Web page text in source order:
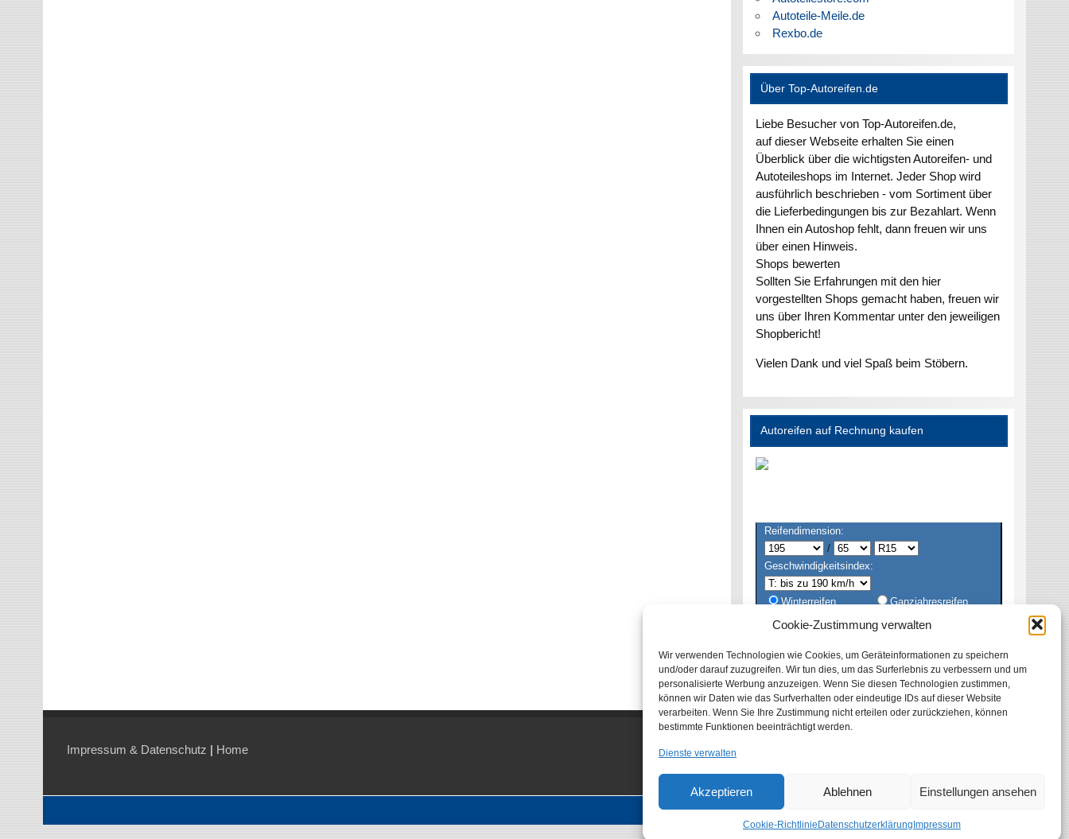
Cookie-Zustimmung verwalten
Wir verwenden Technologien wie Cookies, um Geräteinformationen zu speichern
und/oder darauf zuzugreifen. Wir tun dies, um das Surferlebnis zu verbessern und um
personalisierte Werbung anzuzeigen. Wenn Sie diesen Technologien zustimmen,
können wir Daten wie das Surfverhalten oder eindeutige IDs auf dieser Website
verarbeiten. Wenn Sie Ihre Zustimmung nicht erteilen oder zurückziehen, können
bestimmte Funktionen beeinträchtigt werden.
Dienste verwalten
Akzeptieren Ablehnen Einstellungen ansehen
Cookie-Richtlinie Datenschutzerklärung Impressum
Autoteile-Meile.de
Rexbo.de
Über Top-Autoreifen.de
Liebe Besucher von Top-Autoreifen.de,
auf dieser Webseite erhalten Sie einen
Überblick über die wichtigsten Autoreifen- und
Autoteileshops im Internet. Jeder Shop wird
ausführlich beschrieben - vom Sortiment über
die Lieferbedingungen bis zur Bezahlart. Wenn
Ihnen ein Autoshop fehlt, dann freuen wir uns
über einen Hinweis.
Shops bewerten
Sollten Sie Erfahrungen mit den hier
vorgestellten Shops gemacht haben, freuen wir
uns über Ihren Kommentar unter den jeweiligen
Shopbericht!
Vielen Dank und viel Spaß beim Stöbern.
Autoreifen auf Rechnung kaufen
Reifendimension:
/
Geschwindigkeitsindex:
Winterreifen
Ganzjahresreifen
Sommerreifen
Alle
Impressum & Datenschutz | Home